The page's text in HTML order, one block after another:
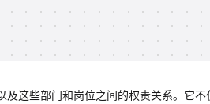
这些部门和岗位之间的权责关系。它